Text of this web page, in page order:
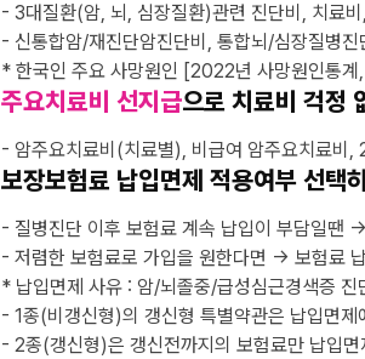
- 3대질환(암, 뇌, 심장질환)관련 진단비, 치료
- 신통합암/재진단암진단비, 통합뇌/심장질병
* 한국인 주요 사망원인 [2022년 사망원인통
주요치료비 선지급으로 치료비 걱정
- 암주요치료비(치료별), 비급여 암주요치료비
보장보험료 납입면제 적용여부 선택
- 질병진단 이후 보험료 계속 납입이 부담일땐
- 저렴한 보험료로 가입을 원한다면 → 보험료
* 납입면제 사유 : 암/뇌졸중/급성심근경색증
- 1종(비갱신형)의 갱신형 특별약관은 납입면제
- 2종(갱신형)은 갱신전까지의 보험료만 납입